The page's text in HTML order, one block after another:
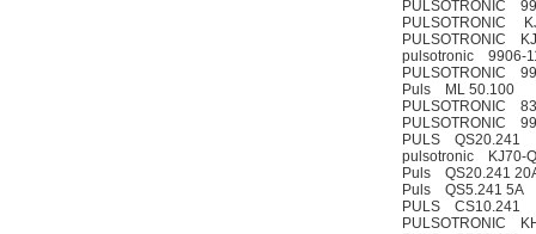
PULSOTRONIC
PULSOTRONIC
PULSOTRONIC
pulsotronic 9906-
PULSOTRONIC
Puls ML 50.100
PULSOTRONIC
PULSOTRONIC
PULS QS20.241
pulsotronic KJ70-
Puls QS20.241
Puls QS5.241 5A
PULS CS10.241
PULSOTRONIC